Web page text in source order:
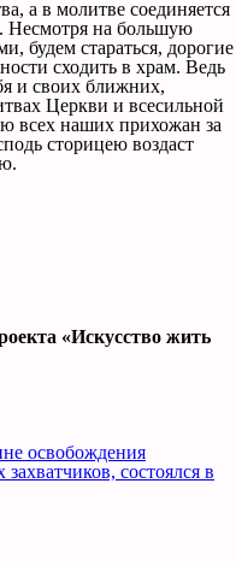
а в молитве соединяется
Несмотря на большую
будем стараться, дорогие
сходить в храм. Ведь
и своих ближних,
Церкви и всесильной
всех наших прихожан за
сторицею воздаст
«Искусство жить
освобождения
состоялся в